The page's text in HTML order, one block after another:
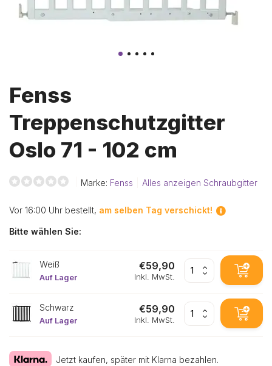
Fenss
Treppenschutzgitter
Oslo 71 - 102 cm
Marke: Fenss Alles anzeigen Schraubgitter
Vor 16:00 Uhr bestellt, am selben Tag verschickt!
Bitte wählen Sie:
Weiß
Auf Lager
€59,90
Inkl. MwSt.
Schwarz
Auf Lager
€59,90
Inkl. MwSt.
Jetzt kaufen, später mit Klarna bezahlen.